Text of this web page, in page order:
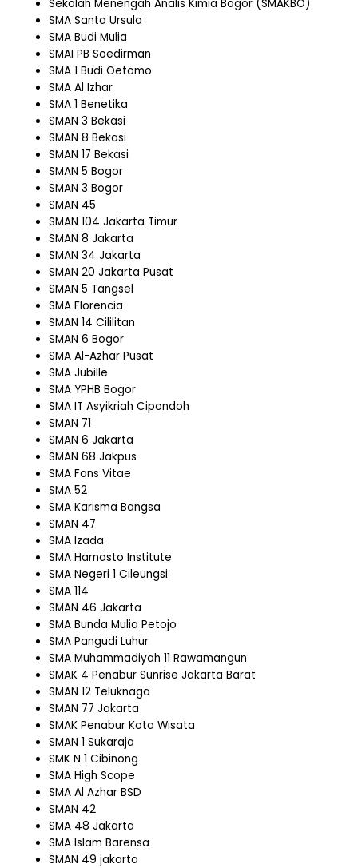
Sekolah Menengah Analis Kimia Bogor (SMAKBO)
SMA Santa Ursula
SMA Budi Mulia
SMAI PB Soedirman
SMA 1 Budi Oetomo
SMA Al Izhar
SMA 1 Benetika
SMAN 3 Bekasi
SMAN 8 Bekasi
SMAN 17 Bekasi
SMAN 5 Bogor
SMAN 3 Bogor
SMAN 45
SMAN 104 Jakarta Timur
SMAN 8 Jakarta
SMAN 34 Jakarta
SMAN 20 Jakarta Pusat
SMAN 5 Tangsel
SMA Florencia
SMAN 14 Cililitan
SMAN 6 Bogor
SMA Al-Azhar Pusat
SMA Jubille
SMA YPHB Bogor
SMA IT Asyikriah Cipondoh
SMAN 71
SMAN 6 Jakarta
SMAN 68 Jakpus
SMA Fons Vitae
SMA 52
SMA Karisma Bangsa
SMAN 47
SMA Izada
SMA Harnasto Institute
SMA Negeri 1 Cileungsi
SMA 114
SMAN 46 Jakarta
SMA Bunda Mulia Petojo
SMA Pangudi Luhur
SMA Muhammadiyah 11 Rawamangun
SMAK 4 Penabur Sunrise Jakarta Barat
SMAN 12 Teluknaga
SMAN 77 Jakarta
SMAK Penabur Kota Wisata
SMAN 1 Sukaraja
SMK N 1 Cibinong
SMA High Scope
SMA Al Azhar BSD
SMAN 42
SMA 48 Jakarta
SMA Islam Barensa
SMAN 49 jakarta